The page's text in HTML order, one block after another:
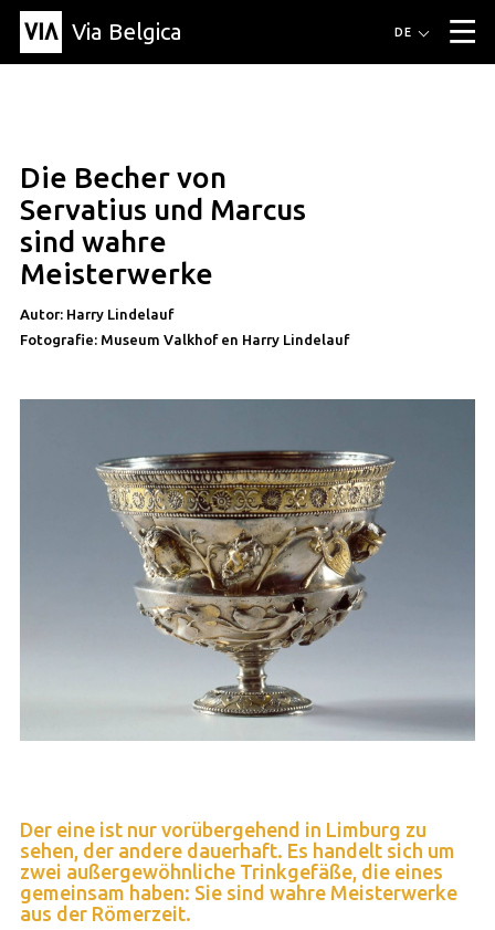
Via Belgica ▼
Artikel
Bildung
Rezept
Freunde
Über Via Belgica
Gemeinden
DE
artikel
Die Becher von
Servatius und Marcus
sind wahre
Meisterwerke
Autor: Harry Lindelauf
Fotografie: Museum Valkhof en Harry Lindelauf
Der eine ist nur vorübergehend in Limburg zu
sehen, der andere dauerhaft. Es handelt sich um
zwei außergewöhnliche Trinkgefäße, die eines
gemeinsam haben: Sie sind wahre Meisterwerke
aus der Römerzeit.